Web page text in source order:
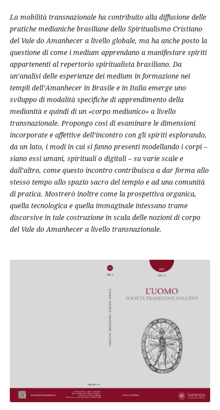
La mobilità transnazionale ha contribuito alla diffusione delle
pratiche medianiche brasiliane dello Spiritualismo Cristiano
del Vale do Amanhecer a livello globale, ma ha anche posto la
questione di come i medium apprendano a manifestare spiriti
appartenenti al repertorio spiritualista brasiliano. Da
un’analisi delle esperienze dei medium in formazione nei
templi dell’Amanhecer in Brasile e in Italia emerge uno
sviluppo di modalità specifiche di apprendimento della
medianità e quindi di un «corpo medianico» a livello
transnazionale.Propongo così di esaminare le dimensioni
incorporate e affettive dell’incontro con gli spiriti esplorando,
da un lato, i modi in cui si fanno presenti modellando i corpi –
siano essi umani, spirituali o digitali – su varie scale e
dall’altro, come questo incontro contribuisca a dar forma allo
stesso tempo allo spazio sacro del tempio e ad una comunità
di pratica.Mostrerò inoltre come la prospettiva organica,
quella tecnologica e quella immaginale intessano trame
discorsive in tale costruzione in scala delle nozioni di corpo
del Vale doAmanhecer a livello transnazionale.